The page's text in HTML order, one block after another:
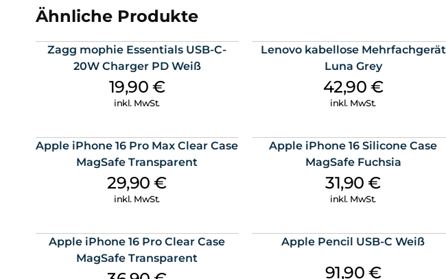
Ähnliche Produkte
Zagg mophie Essentials USB-C-
20W Charger PD Weiß
19,90 €
inkl. MwSt.
Lenovo kabellose Mehrfachgerät
Luna Grey
42,90 €
inkl. MwSt.
Apple iPhone 16 Pro Max Clear Case
MagSafe Transparent
29,90€
inkl. MwSt.
Apple iPhone 16 Silicone Case
MagSafe Fuchsia
31,90€
inkl. MwSt.
Apple iPhone 16 Pro Clear Case
MagSafe Transparent
Apple Pencil USB-C Weiß
91,90 €